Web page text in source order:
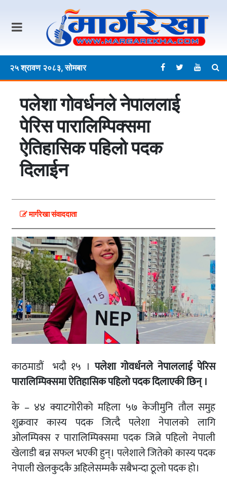
२५ श्रावण २०८३, सोमबार
पलेशा गोवर्धनले नेपाललाई
पेरिस पारालिम्पिक्समा
ऐतिहासिक पहिलो पदक
दिलाईन
मार्गरेखा संवाददाता
काठमाडौं भदाै १५ ।पलेशा गोवर्धनले नेपाललाई पेरिस
पारालिम्पिक्समा ऐतिहासिक पहिलो पदक दिलाएकी छिन् ।
के – ४४ क्याटगोरीको महिला ५७ केजीमुनि तौल समुह
शुक्रवार कास्य पदक जित्दै पलेशा नेपालको लागि
ओलम्पिक्स र पारालिम्पिक्समा पदक जित्ने पहिलो नेपाली
खेलाडी बन्न सफल भएकी हुन्। पलेशाले जितेको कास्य पदक
नेपाली खेलकुदकै अहिलेसम्मकै सबैभन्दा ठूलो पदक हो।